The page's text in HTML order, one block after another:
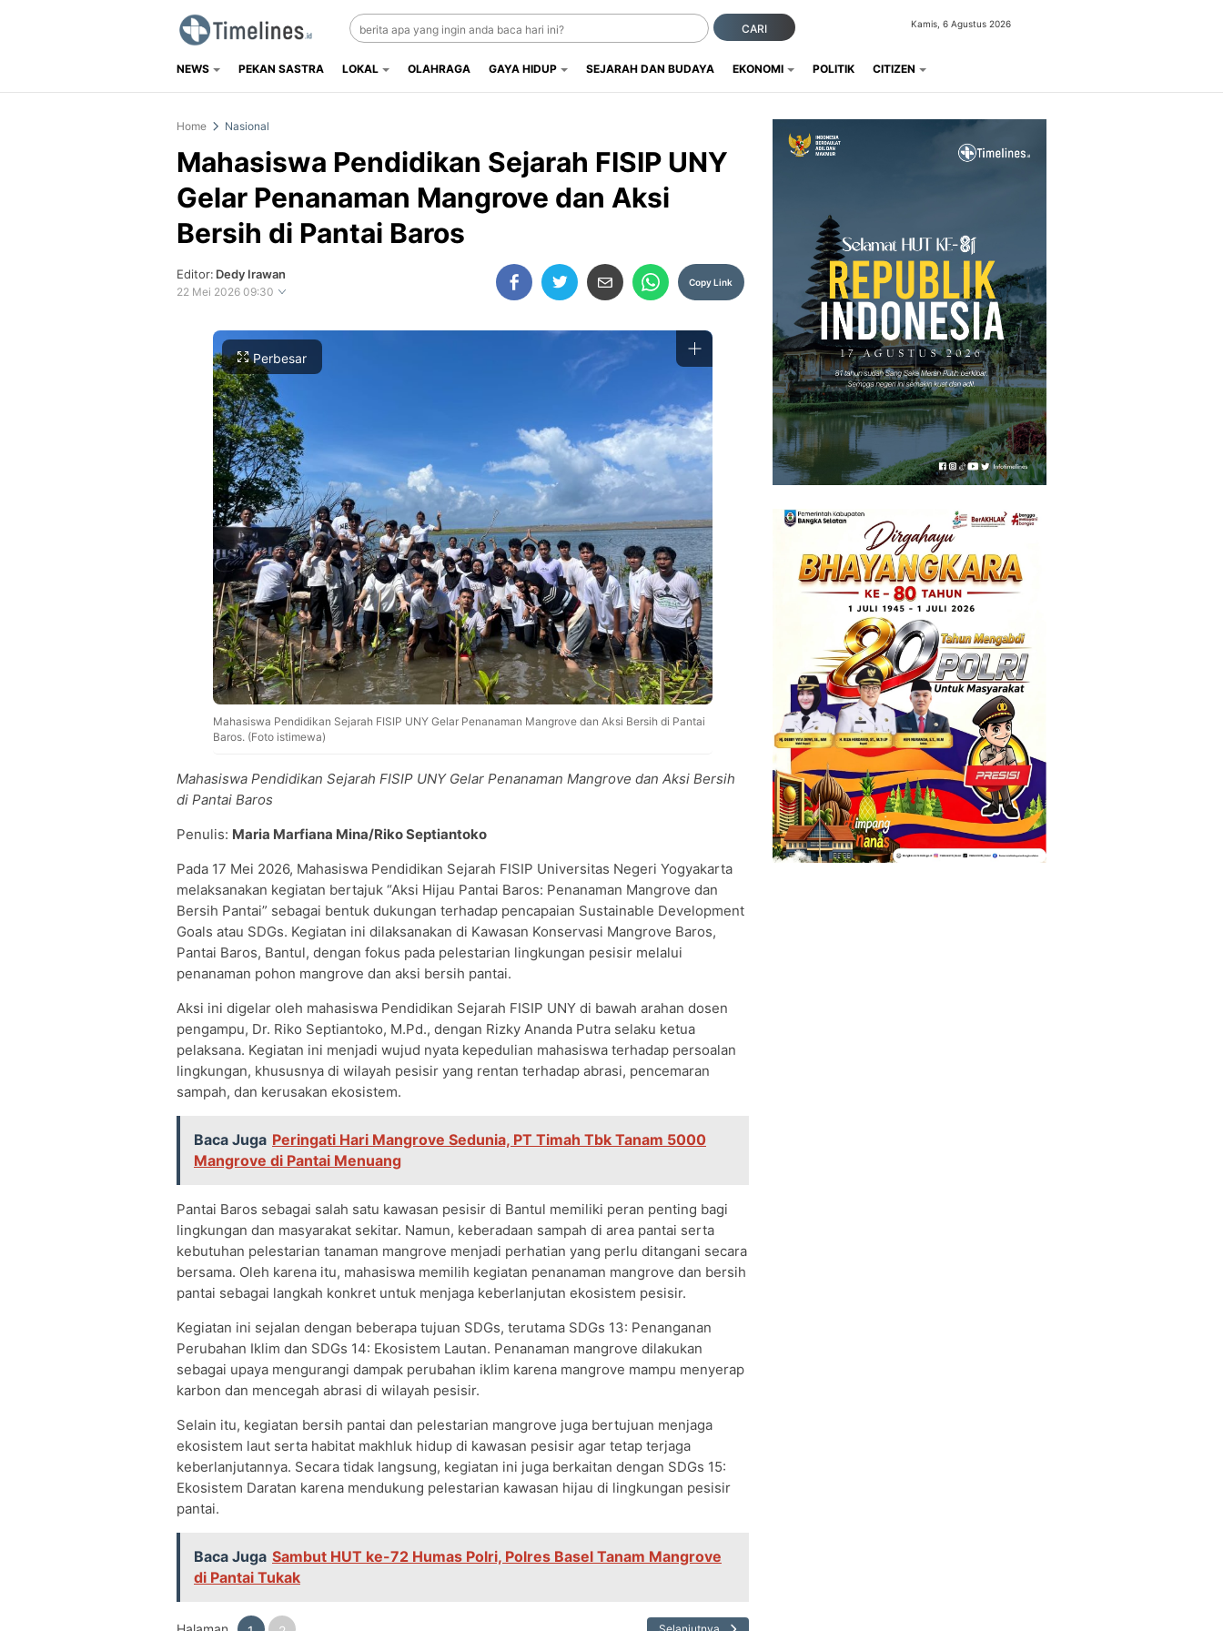
Timelines.id
Media Literasi, Sejarah & Budaya
CARI Kamis, 6 Agustus 2026
NEWS PEKAN SASTRA LOKAL OLAHRAGA GAYA HIDUP SEJARAH DAN BUDAYA EKONOMI POLITIK CITIZEN
Home Nasional
Mahasiswa Pendidikan Sejarah FISIP UNY
Gelar Penanaman Mangrove dan Aksi
Bersih di Pantai Baros
Editor: Dedy Irawan
22 Mei 2026 09:30
Copy Link
Perbesar
Mahasiswa Pendidikan Sejarah FISIP UNY Gelar Penanaman Mangrove dan Aksi Bersih di Pantai
Baros. (Foto istimewa)
Mahasiswa Pendidikan Sejarah FISIP UNY Gelar Penanaman Mangrove dan Aksi Bersih
di Pantai Baros
Penulis: Maria Marfiana Mina/Riko Septiantoko
Pada 17 Mei 2026, Mahasiswa Pendidikan Sejarah FISIP Universitas Negeri Yogyakarta
melaksanakan kegiatan bertajuk “Aksi Hijau Pantai Baros: Penanaman Mangrove dan
Bersih Pantai” sebagai bentuk dukungan terhadap pencapaian Sustainable Development
Goals atau SDGs. Kegiatan ini dilaksanakan di Kawasan Konservasi Mangrove Baros,
Pantai Baros, Bantul, dengan fokus pada pelestarian lingkungan pesisir melalui
penanaman pohon mangrove dan aksi bersih pantai.
Aksi ini digelar oleh mahasiswa Pendidikan Sejarah FISIP UNY di bawah arahan dosen
pengampu, Dr. Riko Septiantoko, M.Pd., dengan Rizky Ananda Putra selaku ketua
pelaksana. Kegiatan ini menjadi wujud nyata kepedulian mahasiswa terhadap persoalan
lingkungan, khususnya di wilayah pesisir yang rentan terhadap abrasi, pencemaran
sampah, dan kerusakan ekosistem.
Baca Juga Peringati Hari Mangrove Sedunia, PT Timah Tbk Tanam 5000
Mangrove di Pantai Menuang
Pantai Baros sebagai salah satu kawasan pesisir di Bantul memiliki peran penting bagi
lingkungan dan masyarakat sekitar. Namun, keberadaan sampah di area pantai serta
kebutuhan pelestarian tanaman mangrove menjadi perhatian yang perlu ditangani secara
bersama. Oleh karena itu, mahasiswa memilih kegiatan penanaman mangrove dan bersih
pantai sebagai langkah konkret untuk menjaga keberlanjutan ekosistem pesisir.
Kegiatan ini sejalan dengan beberapa tujuan SDGs, terutama SDGs 13: Penanganan
Perubahan Iklim dan SDGs 14: Ekosistem Lautan. Penanaman mangrove dilakukan
sebagai upaya mengurangi dampak perubahan iklim karena mangrove mampu menyerap
karbon dan mencegah abrasi di wilayah pesisir.
Selain itu, kegiatan bersih pantai dan pelestarian mangrove juga bertujuan menjaga
ekosistem laut serta habitat makhluk hidup di kawasan pesisir agar tetap terjaga
keberlanjutannya. Secara tidak langsung, kegiatan ini juga berkaitan dengan SDGs 15:
Ekosistem Daratan karena mendukung pelestarian kawasan hijau di lingkungan pesisir
pantai.
Baca Juga Sambut HUT ke-72 Humas Polri, Polres Basel Tanam Mangrove
di Pantai Tukak